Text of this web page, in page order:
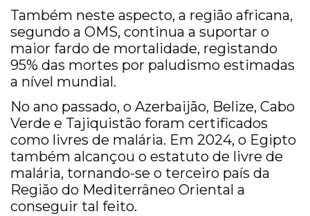
Também neste aspecto, a região africana,
segundo a OMS, continua a suportar o
maior fardo de mortalidade, registando
95% das mortes por paludismo estimadas
a nível mundial.
No ano passado, o Azerbaijão, Belize, Cabo
Verde e Tajiquistão foram certificados
como livres de malária. Em 2024, o Egipto
também alcançou o estatuto de livre de
malária, tornando-se o terceiro país da
Região do Mediterrâneo Oriental a
conseguir tal feito.